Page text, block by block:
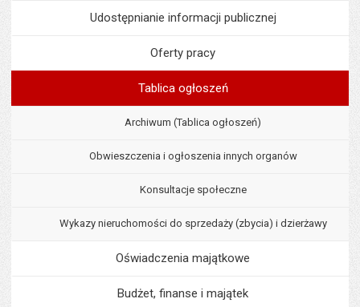
Udostępnianie informacji publicznej
Oferty pracy
Tablica ogłoszeń
Archiwum (Tablica ogłoszeń)
Obwieszczenia i ogłoszenia innych organów
Konsultacje społeczne
Wykazy nieruchomości do sprzedaży (zbycia) i dzierżawy
Oświadczenia majątkowe
Budżet, finanse i majątek